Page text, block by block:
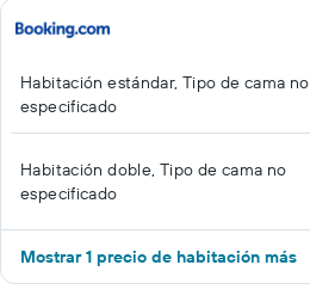
Habitación estándar, Tipo de cama no
especificado
Habitación doble, Tipo de cama no
especificado
Mostrar 1 precio de habitación más